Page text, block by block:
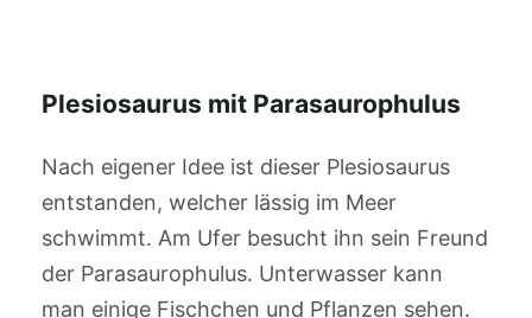
Plesiosaurus mit Parasaurophulus
Nach eigener Idee ist dieser Plesiosaurus
entstanden, welcher lässig im Meer
schwimmt. Am Ufer besucht ihn sein Freund
der Parasaurophulus. Unterwasser kann
man einige Fischchen und Pflanzen sehen.